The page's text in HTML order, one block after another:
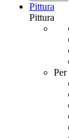
Pittura
Pittura
Per